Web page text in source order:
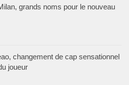
grands noms pour le nouveau
changement de cap sensationnel
joueur